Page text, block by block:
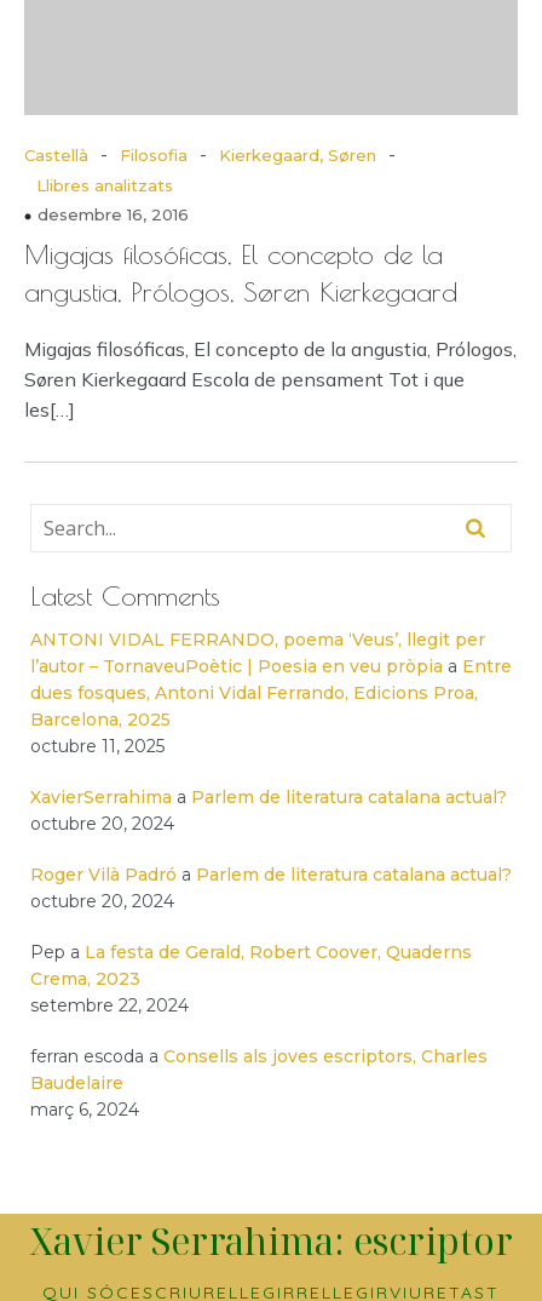
Castellà - Filosofia - Kierkegaard, Søren -
Llibres analitzats
desembre 16, 2016
Migajas filosóficas, El concepto de la
angustia, Prólogos, Søren Kierkegaard
Migajas filosóficas, El concepto de la angustia, Prólogos,
Søren Kierkegaard Escola de pensament Tot i que
les[…]
Latest Comments
ANTONI VIDAL FERRANDO, poema ‘Veus’, llegit per
l’autor – TornaveuPoètic | Poesia en veu pròpia a Entre
dues fosques, Antoni Vidal Ferrando, Edicions Proa,
Barcelona, 2025
octubre 11, 2025
XavierSerrahima a Parlem de literatura catalana actual?
octubre 20, 2024
Roger Vilà Padró a Parlem de literatura catalana actual?
octubre 20, 2024
Pep a La festa de Gerald, Robert Coover, Quaderns
Crema, 2023
setembre 22, 2024
ferran escoda a Consells als joves escriptors, Charles
Baudelaire
març 6, 2024
Xavier Serrahima: escriptor
QUI SÓC ESCRIURE LLEGIRRELLEGIRVIURETAST